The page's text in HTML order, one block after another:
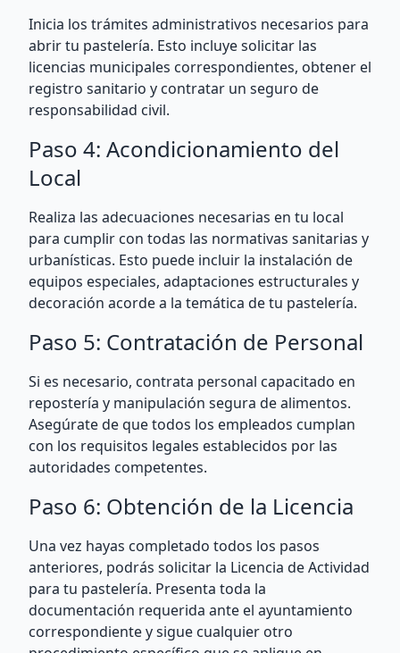
Inicia los trámites administrativos necesarios para
abrir tu pastelería. Esto incluye solicitar las
licencias municipales correspondientes, obtener el
registro sanitario y contratar un seguro de
responsabilidad civil.
Paso 4: Acondicionamiento del
Local
Realiza las adecuaciones necesarias en tu local
para cumplir con todas las normativas sanitarias y
urbanísticas. Esto puede incluir la instalación de
equipos especiales, adaptaciones estructurales y
decoración acorde a la temática de tu pastelería.
Paso 5: Contratación de Personal
Si es necesario, contrata personal capacitado en
repostería y manipulación segura de alimentos.
Asegúrate de que todos los empleados cumplan
con los requisitos legales establecidos por las
autoridades competentes.
Paso 6: Obtención de la Licencia
Una vez hayas completado todos los pasos
anteriores, podrás solicitar la Licencia de Actividad
para tu pastelería. Presenta toda la
documentación requerida ante el ayuntamiento
correspondiente y sigue cualquier otro